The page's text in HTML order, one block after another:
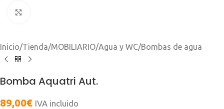
Inicio/Tienda/MOBILIARIO/Agua y WC/Bombas de agua
Bomba Aquatri Aut.
89,00€ IVA incluido